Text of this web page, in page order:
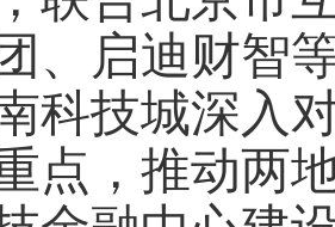
、启迪财智
科技城深入
点，推动两